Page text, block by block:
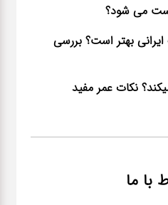
می شود؟
بهتر است؟ بررسی
نکات عمر مفید
با ما